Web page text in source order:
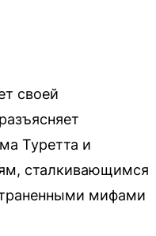
своей
Туретта и
сталкивающимся
мифами